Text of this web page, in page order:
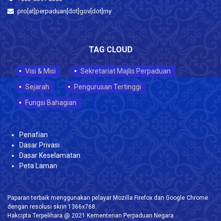
pro[at]perpaduan[dot]gov[dot]my
TAG CLOUD
Visi & Misi
Sekretariat Majlis Perpaduan
Sejarah
Pengurusan Tertinggi
Fungsi Bahagian
Penafian
Dasar Privasi
Dasar Keselamatan
Peta Laman
Paparan terbaik menggunakan pelayar Mozilla Firefox dan Google Chrome
dengan resolusi skrin 1366x768.
Hakcipta Terpelihara @ 2021 Kementerian Perpaduan Negara